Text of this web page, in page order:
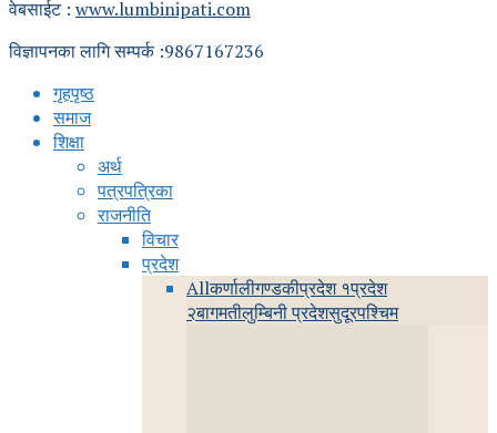
वेबसाईट : www.lumbinipati.com
विज्ञापनका लागि सम्पर्क :9867167236
गृहपृष्ठ
समाज
शिक्षा
अर्थ
पत्रपत्रिका
राजनीति
विचार
प्रदेश
Allकर्णालीगण्डकीप्रदेश १प्रदेश
२बागमतीलुम्बिनी प्रदेशसुदूरपश्चिम